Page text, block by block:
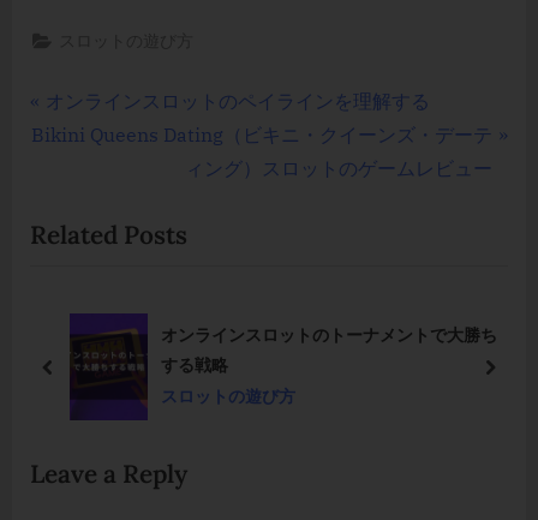
Post
navigation
P
r
i
P
t
オンラインスロットのペイラインを理解する
N
t
Bikini Queens Dating（ビキニ・クイーンズ・デーテ
ィング）スロットのゲームレビュー
Related Posts
オンラインスロットのトーナメントで大勝ち
する戦略
スロットの遊び方
prev next
Leave a Reply